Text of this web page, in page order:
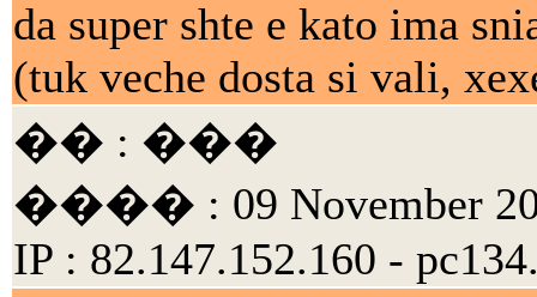
da super shte e kato ima
(tuk veche dosta si vali,
�� : ���
���� : 09 November
IP : 82.147.152.160 -